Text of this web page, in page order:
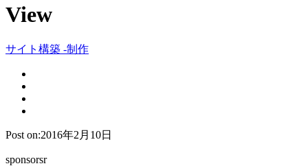
View
サイト構築 -制作
Post on:2016年2月10日
sponsorsr